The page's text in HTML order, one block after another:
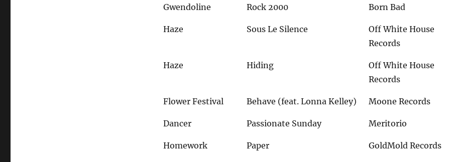
Gwendoline Rock 2000 Born Bad
Haze Sous Le Silence
Off White House
Records
Haze Hiding
Off White House
Records
Flower Festival Behave (feat. Lonna Kelley) Moone Records
Dancer Passionate Sunday Meritorio
Homework Paper GoldMold Records